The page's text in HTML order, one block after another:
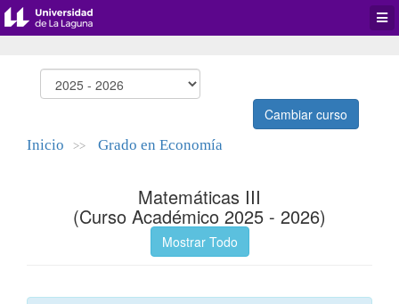
Cambiar curso
Inicio >> Grado en Economía
Matemáticas III
(Curso Académico 2025 - 2026)
Mostrar Todo